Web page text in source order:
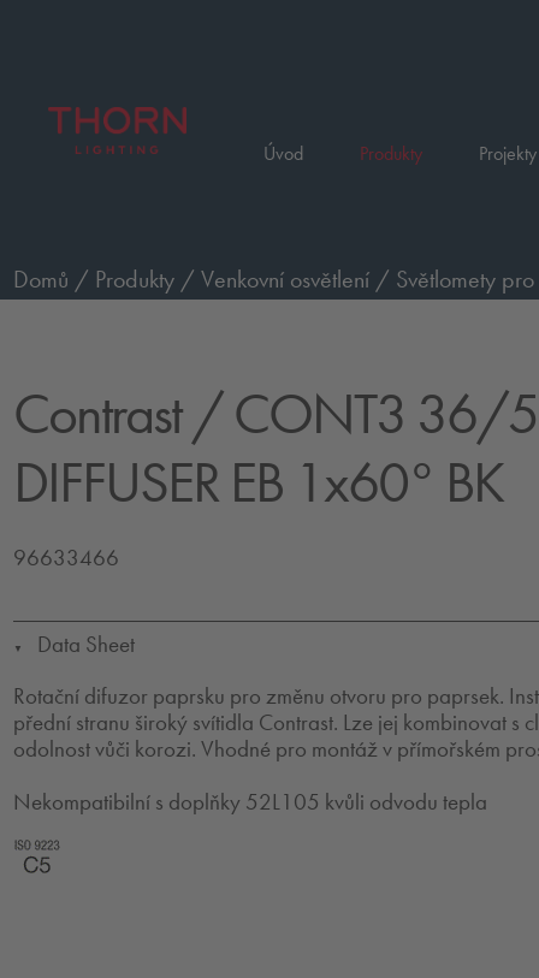
Úvod Produkty
Domů / Produkty /Venkovní osvětlení / Světlomety
Contrast/ CONT3 36/
DIFFUSER EB 1x60° BK
96633466
▼
Data Sheet
Rotační difuzor paprsku pro změnu otvoru pro paprsek.
přední stranu široký svítidla Contrast. Lze jej kombinovat s
odolnost vůči korozi. Vhodné pro montáž v přímořském
Nekompatibilní s doplňky 52L105 kvůli odvodu tepla